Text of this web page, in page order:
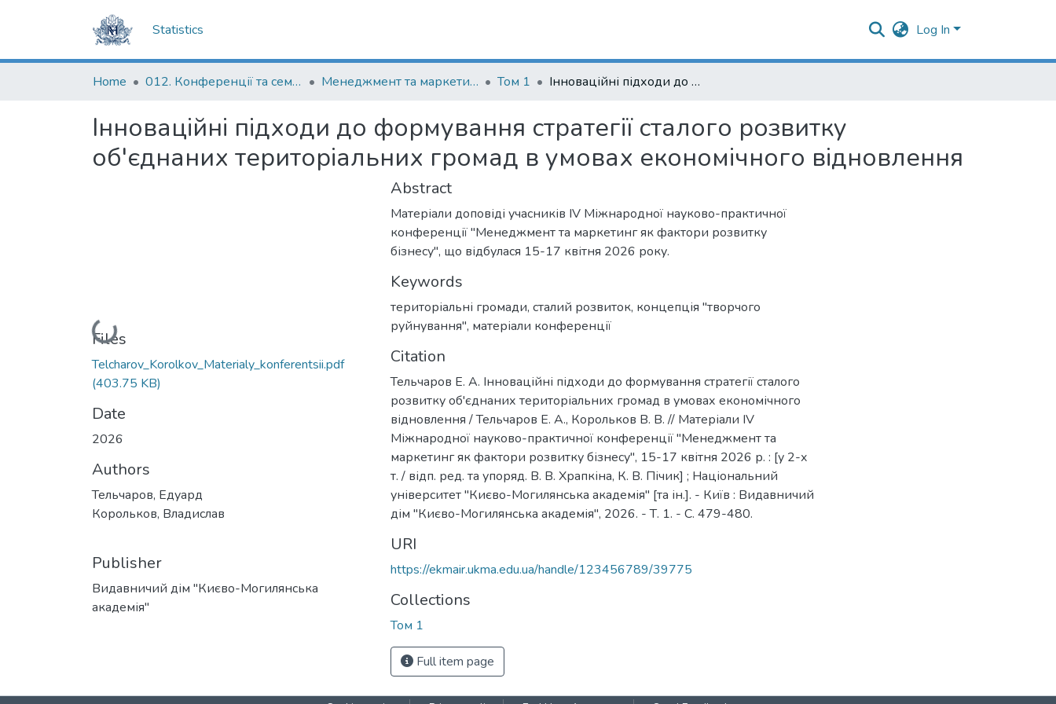
Statistics Log In
Home 012. Конференції та семінари НаУКМА Менеджмент та маркетинг як фактори розвитку бізнесу : матеріали ІV Міжнародної науково-практичної конференції 15-17 квітня 2026 р. Том 1 Інноваційні підходи до формування стратегії сталого розвитку об'єднаних територіальних громад в умовах економічного відновлення
Інноваційні підходи до формування стратегії сталого розвитку
об'єднаних територіальних громад в умовах економічного відновлення
Loading...
Files
Telcharov_Korolkov_Materialy_konferentsii.pdf
(403.75 KB)
Date
2026
Authors
Тельчаров, Едуард
Корольков, Владислав
Publisher
Видавничий дім "Києво-Могилянська
академія"
Abstract
Матеріали доповіді учасників IV Міжнародної науково-практичної
конференції "Менеджмент та маркетинг як фактори розвитку
бізнесу", що відбулася 15-17 квітня 2026 року.
Keywords
територіальні громади, сталий розвиток, концепція "творчого
руйнування", матеріали конференції
Citation
Тельчаров Е. А. Інноваційні підходи до формування стратегії сталого
розвитку об'єднаних територіальних громад в умовах економічного
відновлення / Тельчаров Е. А., Корольков В. В. // Матеріали ІV
Міжнародної науково-практичної конференції "Менеджмент та
маркетинг як фактори розвитку бізнесу", 15-17 квітня 2026 р. : [у 2-х
т. / відп. ред. та упоряд. В. В. Храпкіна, К. В. Пічик] ; Національний
університет "Києво-Могилянська академія" [та ін.]. - Київ : Видавничий
дім "Києво-Могилянська академія", 2026. - Т. 1. - С. 479-480.
URI
https://ekmair.ukma.edu.ua/handle/123456789/39775
Collections
Том 1
Full item page